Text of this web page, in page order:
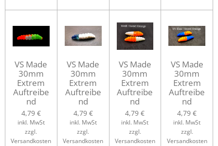
VS Made
30mm
Extrem
Auftreibe
nd
4,79 €
inkl. MwSt
zzgl.
Versandkosten
VS Made
30mm
Extrem
Auftreibe
nd
4,79 €
inkl. MwSt
zzgl.
Versandkosten
VS Made
30mm
Extrem
Auftreibe
nd
4,79 €
inkl. MwSt
zzgl.
Versandkosten
VS Made
30mm
Extrem
Auftreibe
nd
4,79 €
inkl. MwSt
zzgl.
Versandkosten